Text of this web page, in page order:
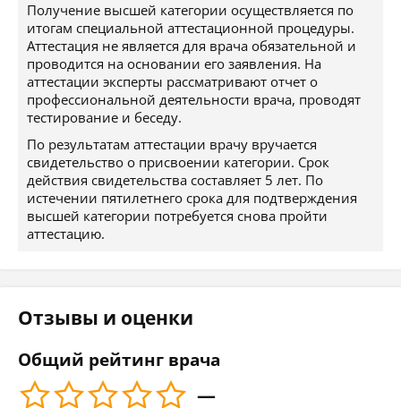
Получение высшей категории осуществляется по
итогам специальной аттестационной процедуры.
Аттестация не является для врача обязательной и
проводится на основании его заявления. На
аттестации эксперты рассматривают отчет о
профессиональной деятельности врача, проводят
тестирование и беседу.
По результатам аттестации врачу вручается
свидетельство о присвоении категории. Срок
действия свидетельства составляет 5 лет. По
истечении пятилетнего срока для подтверждения
высшей категории потребуется снова пройти
аттестацию.
Отзывы и оценки
Общий рейтинг врача
—